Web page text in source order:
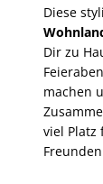
Diese
Dir zu
machen
viel Platz